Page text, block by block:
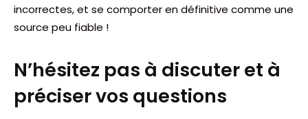
incorrectes, et se comporter en définitive comme une
source peu fiable !
N’hésitez pas à discuter et à
préciser vos questions